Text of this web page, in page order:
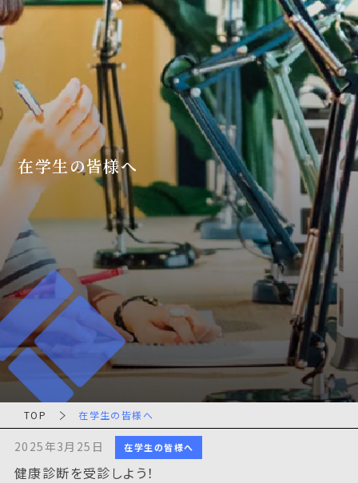
在学生の皆様へ
TOP 在学生の皆様へ
2025年3月25日 在学生の皆様へ
健康診断を受診しよう！